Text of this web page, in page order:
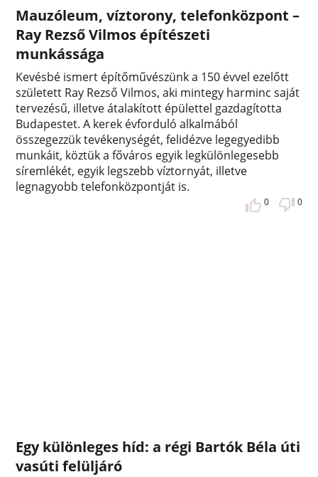
Mauzóleum, víztorony, telefonközpont –
Ray Rezső Vilmos építészeti
munkássága
Kevésbé ismert építőművészünk a 150 évvel ezelőtt
született Ray Rezső Vilmos, aki mintegy harminc saját
tervezésű, illetve átalakított épülettel gazdagította
Budapestet. A kerek évforduló alkalmából
összegezzük tevékenységét, felidézve legegyedibb
munkáit, köztük a főváros egyik legkülönlegesebb
síremlékét, egyik legszebb víztornyát, illetve
legnagyobb telefonközpontját is.
0 0
Egy különleges híd: a régi Bartók Béla úti
vasúti felüljáró